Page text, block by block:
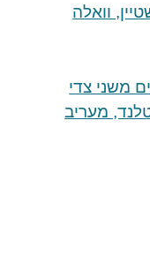
וואלה
משני צדי
מעריב